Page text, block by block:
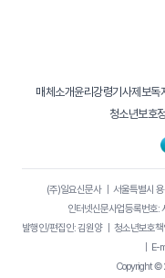
매체소개윤리강령기사제보독
청소년보호
(주)일요신문사｜ 서울특별시
인터넷신문사업등록번
발행인/편집인: 김원양｜ 청소년보호
E-
Copyright ©